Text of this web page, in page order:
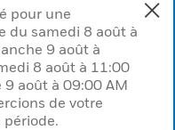
pour une
du samedi 8 août à
9 août à
8 août à 11:00
9 août à 09:00 AM
de votre